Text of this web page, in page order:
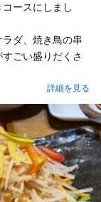
ースにしまし
ダ、焼き鳥の串
ごい盛りだくさ
詳細を見る